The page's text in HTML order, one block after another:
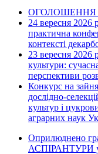
ОГОЛОШЕННЯ
24 вересня 2026
практична
контексті
23 вересня 2026
культури:
перспективи
Конкурс на
дослідно-
культур і
аграрних наук
Оприлюднено
АСПІРАНТУРИ у